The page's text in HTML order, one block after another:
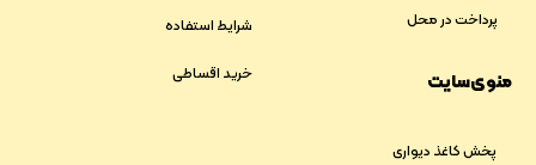
پرداخت در محل
شرایط استفاده
خرید اقساطی
منوی سایت
پخش کاغذ دیواری